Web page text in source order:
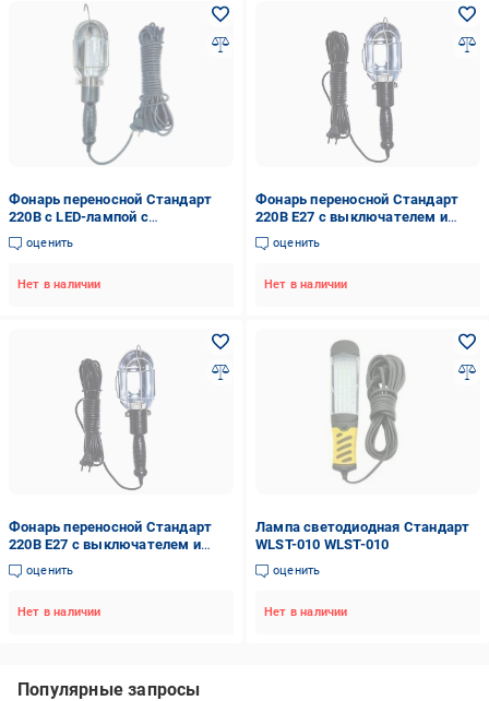
Фонарь переносной Стандарт
220В с LED-лампой с
выключателем и крюком 5 м
(PGS-5M)
оценить
Нет в наличии
Фонарь переносной Стандарт
220В E27 с выключателем и
крюком 15 м (ПЕР15С)
оценить
Нет в наличии
Фонарь переносной Стандарт
220В E27 с выключателем и
крюком 5 м (ПЕР5С)
оценить
Нет в наличии
Лампа светодиодная Стандарт
WLST-010 WLST-010
оценить
Нет в наличии
Популярные запросы